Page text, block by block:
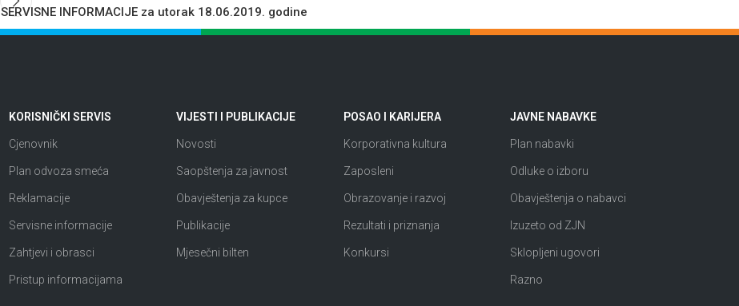
SERVISNE INFORMACIJE za utorak 18.06.2019. godine
KORISNIČKI SERVIS
Cjenovnik
Plan odvoza smeća
Reklamacije
Servisne informacije
Zahtjevi i obrasci
Pristup informacijama
VIJESTI I PUBLIKACIJE
Novosti
Saopštenja za javnost
Obavještenja za kupce
Publikacije
Mjesečni bilten
POSAO I KARIJERA
Korporativna kultura
Zaposleni
Obrazovanje i razvoj
Rezultati i priznanja
Konkursi
JAVNE NABAVKE
Plan nabavki
Odluke o izboru
Obavještenja o nabavci
Izuzeto od ZJN
Sklopljeni ugovori
Razno